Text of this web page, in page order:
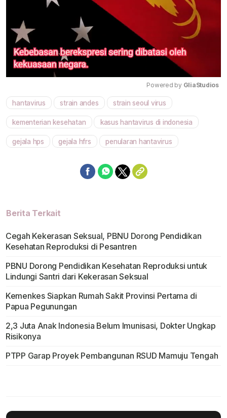
Powered by GliaStudios
hantavirus strain andes strain seoul virus
kementerian kesehatan kasus hantavirus di indonesia
gejala hps gejala hfrs penularan hantavirus
Berita Terkait
Cegah Kekerasan Seksual, PBNU Dorong Pendidikan
Kesehatan Reproduksi di Pesantren
PBNU Dorong Pendidikan Kesehatan Reproduksi untuk
Lindungi Santri dari Kekerasan Seksual
Kemenkes Siapkan Rumah Sakit Provinsi Pertama di
Papua Pegunungan
2,3 Juta Anak Indonesia Belum Imunisasi, Dokter Ungkap
Risikonya
PTPP Garap Proyek Pembangunan RSUD Mamuju Tengah